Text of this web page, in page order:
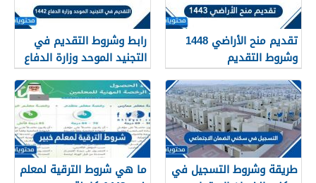
تقديم منح الأراضي 1448
وشروط التقديم
رابط وشروط التقديم في
التجنيد الموحد وزارة الدفاع
1448
طريقة وشروط التسجيل في
ما هي شروط الترقية لمعلم